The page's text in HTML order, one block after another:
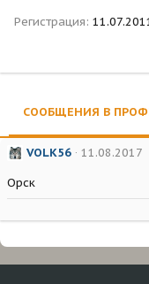
Регистрация
СООБЩЕНИЯ В
VOLK56 11.08.2017
Орск